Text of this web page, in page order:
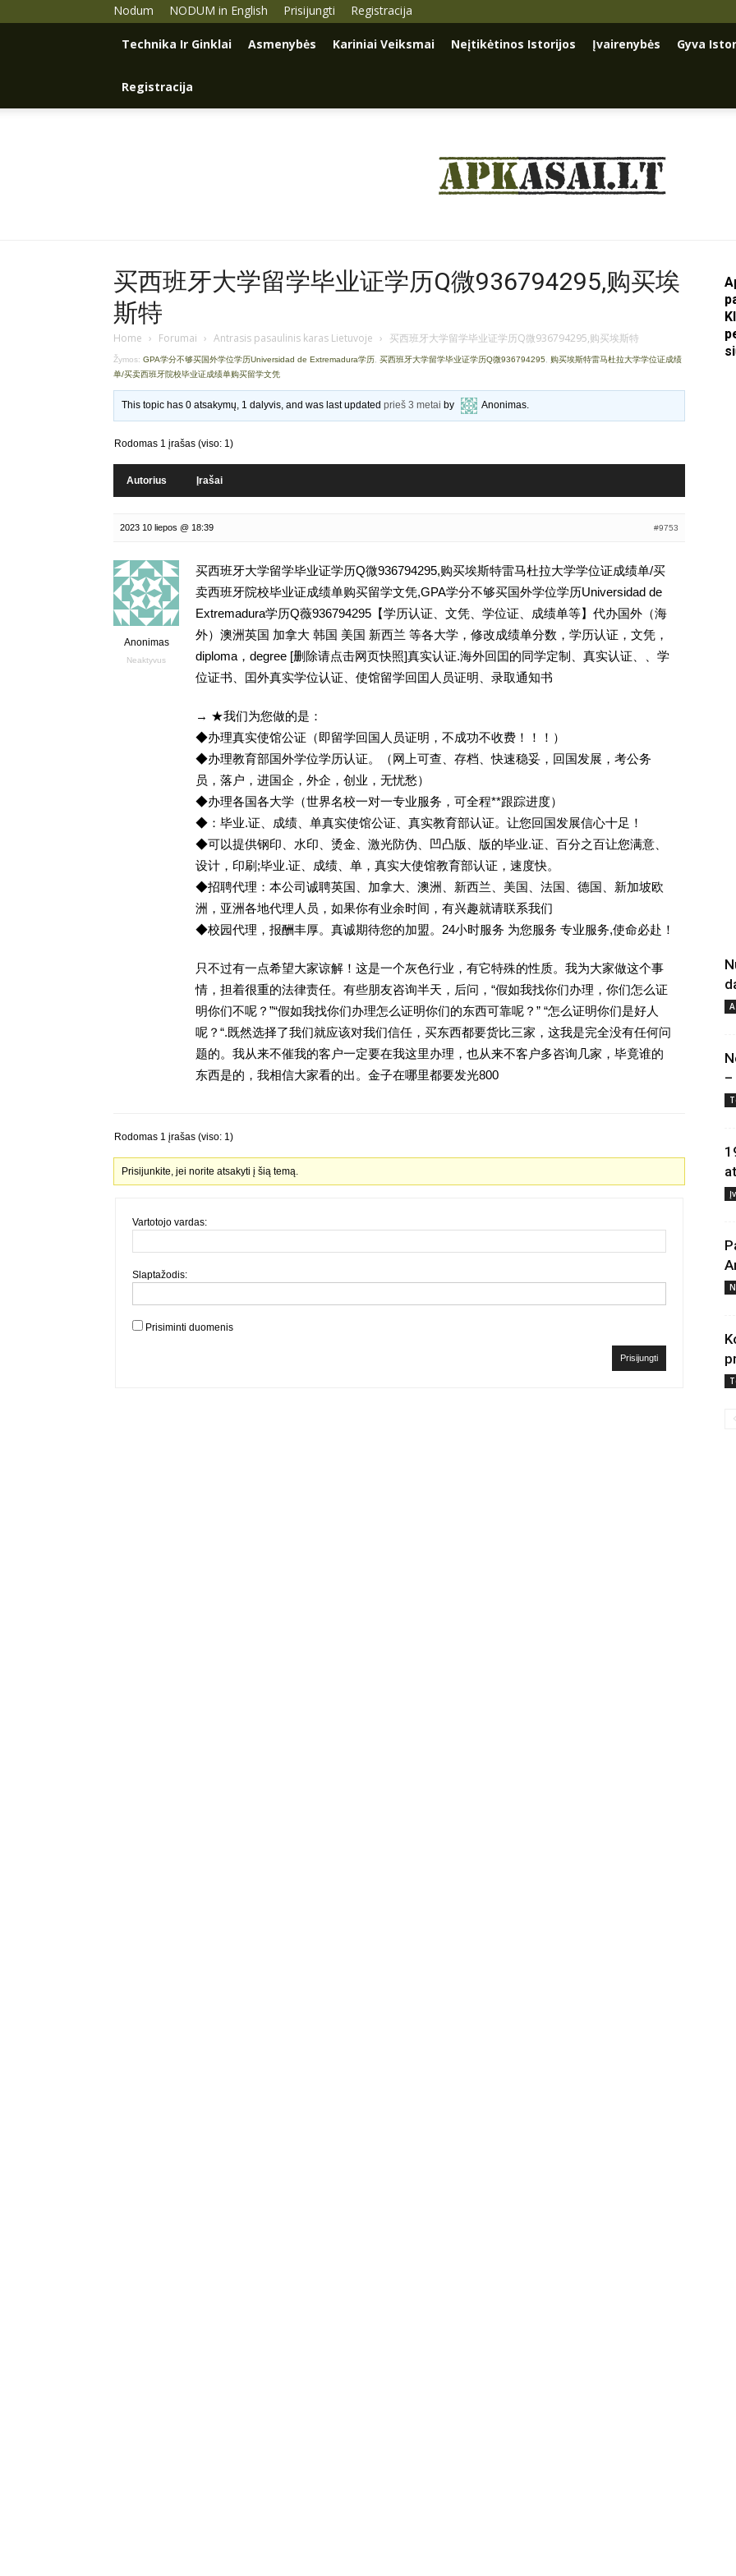
Nodum NODUM in English Prisijungti Registracija
Technika Ir Ginklai Asmenybės Kariniai Veiksmai Neįtikėtinos Istorijos Įvairenybės Gyva
Registracija
买西班牙大学留学毕业证学历Q微936794295,购买埃
斯特
Home › Forumai › Antrasis pasaulinis karas Lietuvoje › 买西班牙大学留学毕业证学历Q微936794295,购买埃斯特
Žymos: GPA学分不够买国外学位学历Universidad de Extremadura学历 买西班牙大学留学毕业证学历Q微936794295
购买埃斯特雷马杜拉大学学位证成绩
单/买卖西班牙院校毕业证成绩单购买留学文凭
This topic has 0 atsakymų, 1 dalyvis, and was last updatedprieš 3 metai by Anonimas.
Rodomas 1 įrašas (viso: 1)
Autorius Įrašai
2023 10 liepos @ 18:39 #9753
Anonimas
Neaktyvus
买西班牙大学留学毕业证学历Q微936794295,购买埃斯特雷马杜拉大学学位证成绩单/买
卖西班牙院校毕业证成绩单购买留学文凭,GPA学分不够买国外学位学历Universidad de
Extremadura学历Q薇936794295【学历认证、文凭、学位证、成绩单等】代办国外（海
外）澳洲英国 加拿大 韩国 美国 新西兰 等各大学，修改成绩单分数，学历认证，文凭，
diploma，degree [删除请点击网页快照]真实认证.海外回囯的同学定制、真实认证、、学
位证书、囯外真实学位认证、使馆留学回囯人员证明、录取通知书
→ ★我们为您做的是：
◆办理真实使馆公证（即留学回国人员证明，不成功不收费！！！）
◆办理教育部国外学位学历认证。（网上可查、存档、快速稳妥，回国发展，考公务
员，落户，进国企，外企，创业，无忧愁）
◆办理各国各大学（世界名校一对一专业服务，可全程**跟踪进度）
◆：毕业.证、成绩、单真实使馆公证、真实教育部认证。让您回国发展信心十足！
◆可以提供钢印、水印、烫金、激光防伪、凹凸版、版的毕业.证、百分之百让您满意、
设计，印刷;毕业.证、成绩、单，真实大使馆教育部认证，速度快。
◆招聘代理：本公司诚聘英国、加拿大、澳洲、新西兰、美国、法国、德国、新加坡欧
洲，亚洲各地代理人员，如果你有业余时间，有兴趣就请联系我们
◆校园代理，报酬丰厚。真诚期待您的加盟。24小时服务 为您服务 专业服务,使命必赴！
只不过有一点希望大家谅解！这是一个灰色行业，有它特殊的性质。我为大家做这个事
情，担着很重的法律责任。有些朋友咨询半天，后问，“假如我找你们办理，你们怎么证
明你们不呢？”“假如我找你们办理怎么证明你们的东西可靠呢？” “怎么证明你们是好人
呢？“.既然选择了我们就应该对我们信任，买东西都要货比三家，这我是完全没有任何问
题的。我从来不催我的客户一定要在我这里办理，也从来不客户多咨询几家，毕竟谁的
东西是的，我相信大家看的出。金子在哪里都要发光800
Rodomas 1 įrašas (viso: 1)
Prisijunkite, jei norite atsakyti į šią temą.
Vartotojo vardas:
Slaptažodis:
Prisiminti duomenis
Prisijungti
–